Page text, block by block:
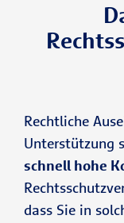
Rechtliche
Unterstützung
schnell hohe
dass Sie in